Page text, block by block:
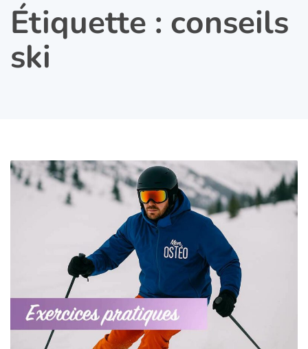
Étiquette : conseils
ski